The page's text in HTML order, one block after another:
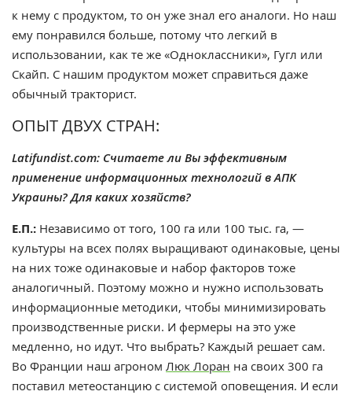
к нему с продуктом, то он уже знал его аналоги. Но наш
ему понравился больше, потому что легкий в
использовании, как те же «Одноклассники», Гугл или
Скайп. С нашим продуктом может справиться даже
обычный тракторист.
ОПЫТ ДВУХ СТРАН:
Latifundist.com: Считаете ли Вы эффективным
применение информационных технологий в АПК
Украины? Для каких хозяйств?
Е.П.: Независимо от того, 100 га или 100 тыс. га, —
культуры на всех полях выращивают одинаковые, цены
на них тоже одинаковые и набор факторов тоже
аналогичный. Поэтому можно и нужно использовать
информационные методики, чтобы минимизировать
производственные риски. И фермеры на это уже
медленно, но идут. Что выбрать? Каждый решает сам.
Во Франции наш агроном Люк Лоран на своих 300 га
поставил метеостанцию с системой оповещения. И если